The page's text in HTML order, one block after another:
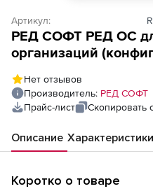
Артикул:
РЕД СОФТ РЕД ОС
организаций
Стандартная
Рабочая станция.
Нет отзывов
Производитель: РЕД СОФТ
Прайс-лист
Скопировать
Описание Характеристики
Коротко о товаре